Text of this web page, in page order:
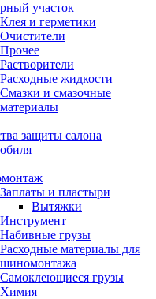
участок
Клея и герметики
Очистители
Прочее
Растворители
Расходные жидкости
Смазки и смазочные
материалы
защиты салона
Заплаты и пластыри
Вытяжки
Инструмент
Набивные грузы
Расходные материалы для
шиномонтажа
Самоклеющиеся грузы
Химия